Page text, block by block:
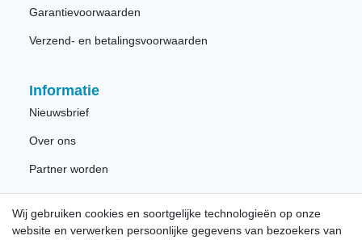
Garantievoorwaarden
Verzend- en betalingsvoorwaarden
Informatie
Nieuwsbrief
Over ons
Partner worden
Nieuwsbrief
Wij gebruiken cookies en soortgelijke technologieën op onze
website en verwerken persoonlijke gegevens van bezoekers van